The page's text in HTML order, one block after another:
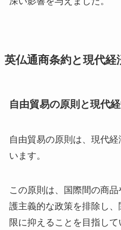
英仏通商条約と現代経
自由貿易の原則と現代
自由貿易の原則は、現代
います。
この原則は、国際間の商
護主義的な政策を排除し
限に抑えることを目指して